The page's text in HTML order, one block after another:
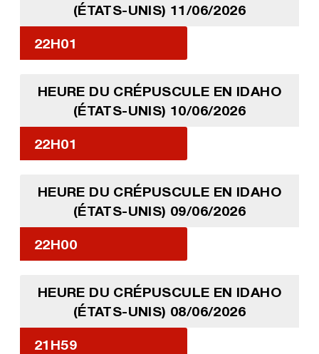
(ÉTATS-UNIS) 11/06/2026
22H01
HEURE DU CRÉPUSCULE EN IDAHO
(ÉTATS-UNIS) 10/06/2026
22H01
HEURE DU CRÉPUSCULE EN IDAHO
(ÉTATS-UNIS) 09/06/2026
22H00
HEURE DU CRÉPUSCULE EN IDAHO
(ÉTATS-UNIS) 08/06/2026
21H59